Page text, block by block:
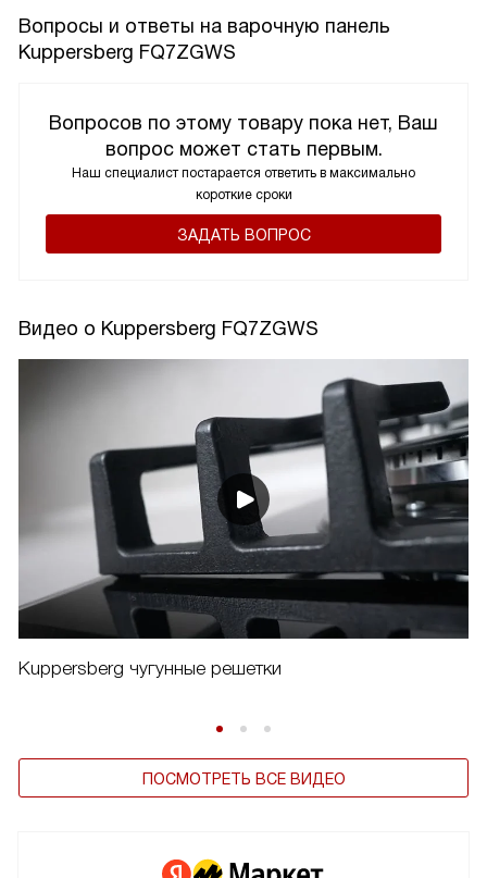
Вопросы и ответы на варочную панель
Kuppersberg FQ7ZGWS
Вопросов по этому товару пока нет, Ваш
вопрос может стать первым.
Наш специалист постарается ответить в максимально
короткие сроки
ЗАДАТЬ ВОПРОС
Видео о Kuppersberg FQ7ZGWS
Kuppersberg чугунные решетки
ПОСМОТРЕТЬ ВСЕ ВИДЕО